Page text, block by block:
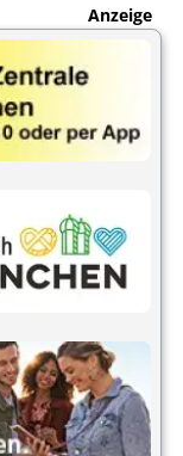
Anzeige